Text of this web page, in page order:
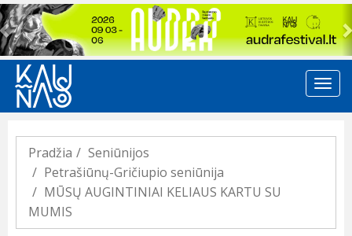
Previous
Pradžia
Seniūnijos
Petrašiūnų-Gričiupio seniūnija
MŪSŲ AUGINTINIAI KELIAUS KARTU SU
MUMIS